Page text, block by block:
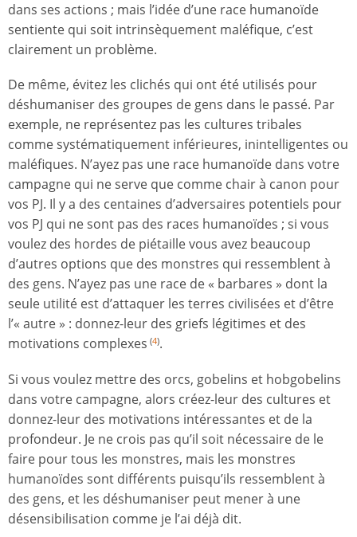
dans ses actions ; mais l’idée d’une race humanoïde
sentiente qui soit intrinsèquement maléfique, c’est
clairement un problème.
De même, évitez les clichés qui ont été utilisés pour
déshumaniser des groupes de gens dans le passé. Par
exemple, ne représentez pas les cultures tribales
comme systématiquement inférieures, inintelligentes ou
maléfiques. N’ayez pas une race humanoïde dans votre
campagne qui ne serve que comme chair à canon pour
vos PJ. Il y a des centaines d’adversaires potentiels pour
vos PJ qui ne sont pas des races humanoïdes ; si vous
voulez des hordes de piétaille vous avez beaucoup
d’autres options que des monstres qui ressemblent à
des gens. N’ayez pas une race de « barbares » dont la
seule utilité est d’attaquer les terres civilisées et d’être
l’« autre » : donnez-leur des griefs légitimes et des
motivations complexes (4).
Si vous voulez mettre des orcs, gobelins et hobgobelins
dans votre campagne, alors créez-leur des cultures et
donnez-leur des motivations intéressantes et de la
profondeur. Je ne crois pas qu’il soit nécessaire de le
faire pour tous les monstres, mais les monstres
humanoïdes sont différents puisqu’ils ressemblent à
des gens, et les déshumaniser peut mener à une
désensibilisation comme je l’ai déjà dit.